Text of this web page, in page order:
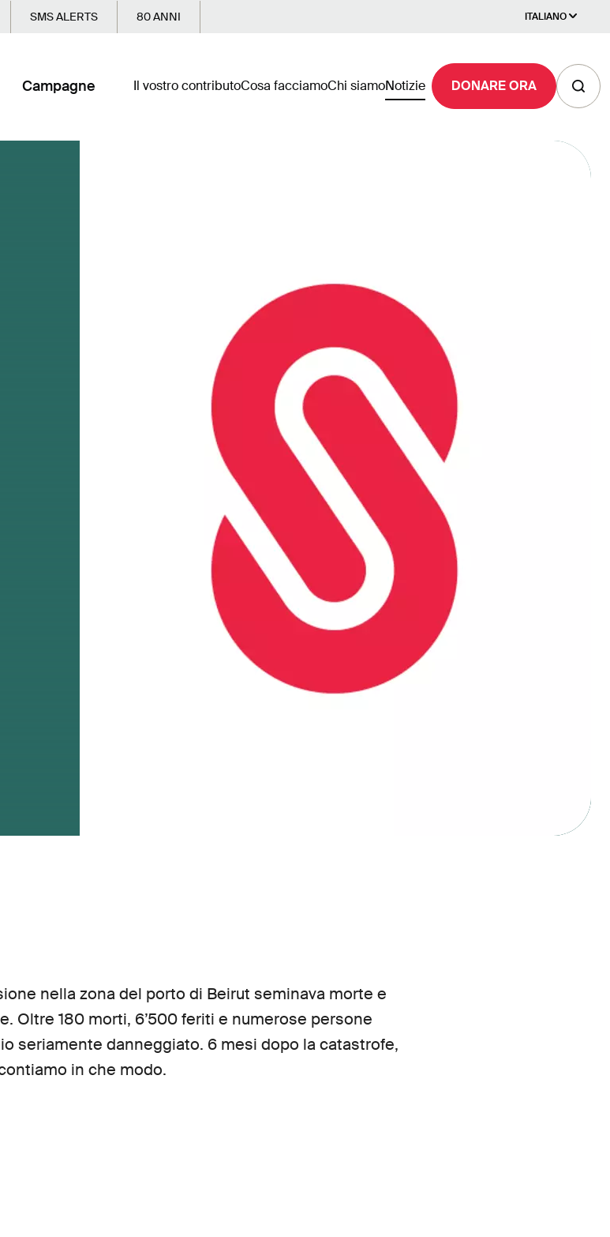
SMS ALERTS 80 ANNI ITALIANO
Campagne Il vostro contributoCosa facciamoChi siamoNotizie DONARE ORA
nella zona del porto di Beirut seminava morte e
Oltre 180 morti, 6’500 feriti e numerose persone
seriamente danneggiato. 6 mesi dopo la catastrofe,
in che modo.